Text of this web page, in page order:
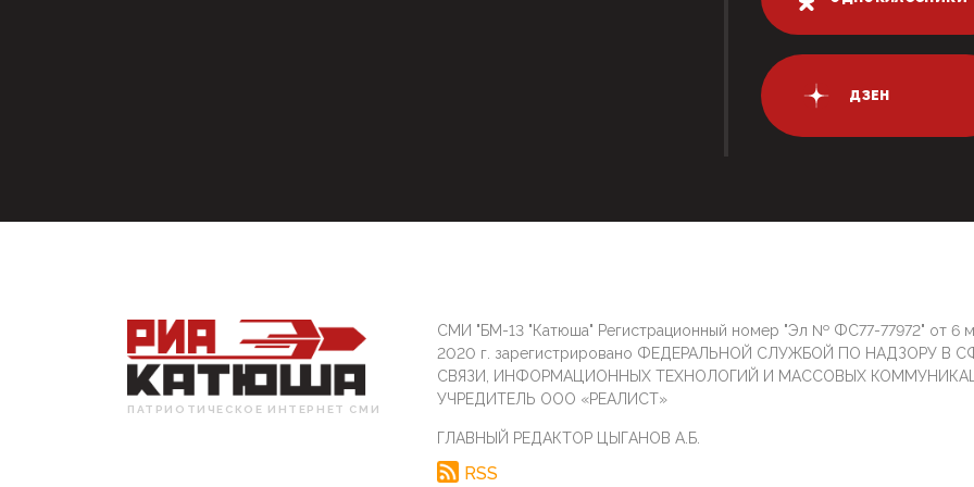
ДЗЕН
ПАТРИОТИЧЕСКОЕ ИНТЕРНЕТ СМИ
СМИ "БМ-13 "Катюша" Регистрационный номер "Эл № ФС77-77972" от 6
2020 г. зарегистрировано ФЕДЕРАЛЬНОЙ СЛУЖБОЙ ПО НАДЗОРУ В
СВЯЗИ, ИНФОРМАЦИОННЫХ ТЕХНОЛОГИЙ И МАССОВЫХ
УЧРЕДИТЕЛЬ ООО «РЕАЛИСТ»
ГЛАВНЫЙ РЕДАКТОР ЦЫГАНОВ А.Б.
RSS